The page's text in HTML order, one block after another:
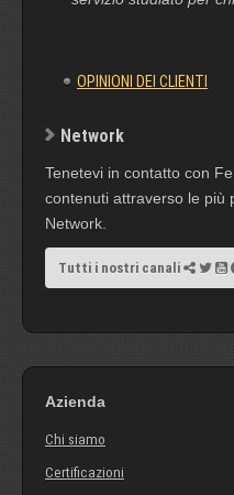
OPINIONI DEI CLIENTI
Network
Tenetevi in contatto con
contenuti attraverso le più
Network.
Tutti i nostri canali
Azienda
Chi siamo
Certificazioni